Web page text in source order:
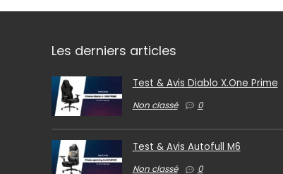
Les derniers articles
Test & Avis Diablo X.One Prime
Non classé 0
Test & Avis Autofull M6
Non classé 0